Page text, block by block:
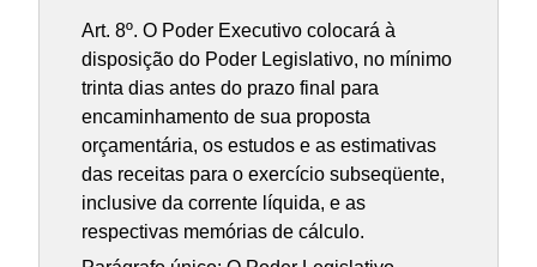
Art. 8º. O Poder Executivo colocará à
disposição do Poder Legislativo, no mínimo
trinta dias antes do prazo final para
encaminhamento de sua proposta
orçamentária, os estudos e as estimativas
das receitas para o exercício subseqüente,
inclusive da corrente líquida, e as
respectivas memórias de cálculo.